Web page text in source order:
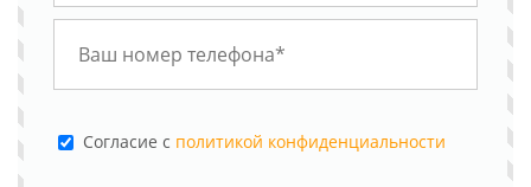
Cогласие с политикой конфиденциальности